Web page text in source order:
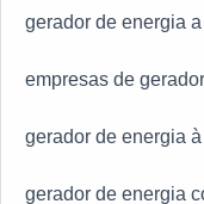
gerador de energia
empresas de
gerador de energia
gerador de energia